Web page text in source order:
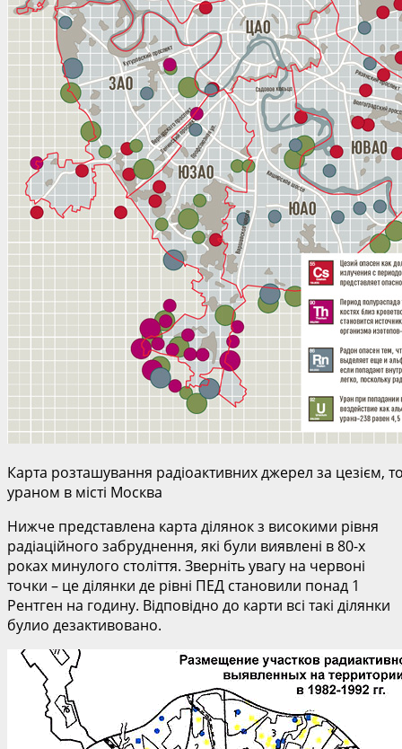
Карта розташування радіоактивних джерел за цезієм,
ураном в місті Москва
Нижче представлена карта ділянок з високими рівня
радіаційного забруднення, які були виявлені в 80-х
роках минулого століття. Зверніть увагу на червоні
точки – це ділянки де рівні ПЕД становили понад 1
Рентген на годину. Відповідно до карти всі такі ділянки
булио дезактивовано.